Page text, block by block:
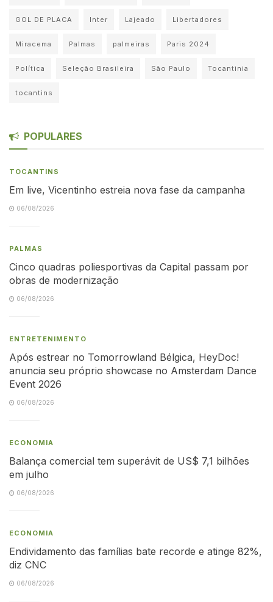
GOL DE PLACA Inter Lajeado Libertadores
Miracema Palmas palmeiras Paris 2024
Política Seleção Brasileira São Paulo Tocantinia
tocantins
POPULARES
TOCANTINS
Em live, Vicentinho estreia nova fase da campanha
06/08/2026
PALMAS
Cinco quadras poliesportivas da Capital passam por
obras de modernização
06/08/2026
ENTRETENIMENTO
Após estrear no Tomorrowland Bélgica, HeyDoc!
anuncia seu próprio showcase no Amsterdam Dance
Event 2026
06/08/2026
ECONOMIA
Balança comercial tem superávit de US$ 7,1 bilhões
em julho
06/08/2026
ECONOMIA
Endividamento das famílias bate recorde e atinge 82%,
diz CNC
06/08/2026